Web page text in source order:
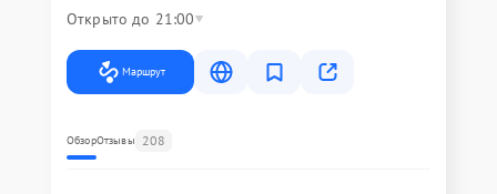
Открыто до 21:00
Маршрут
ОбзорОтзывы 208